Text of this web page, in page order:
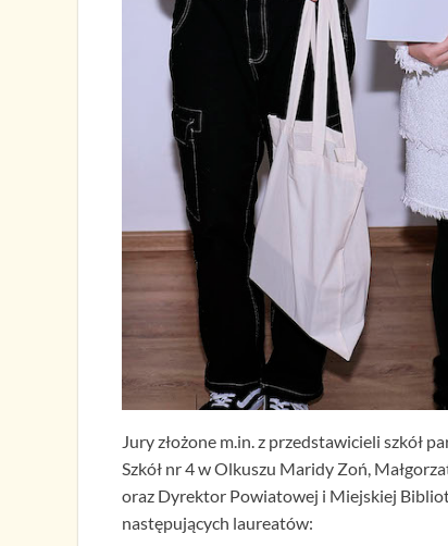
Jury złożone m.in. z przedstawicieli szkół
Szkół nr 4 w Olkuszu Maridy Zoń,
oraz Dyrektor Powiatowej i Miejskiej
następujących laureatów: